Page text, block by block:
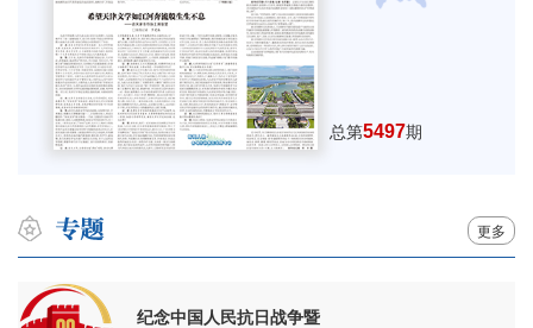
总第5497期
更多
纪念中国人民抗日战争暨